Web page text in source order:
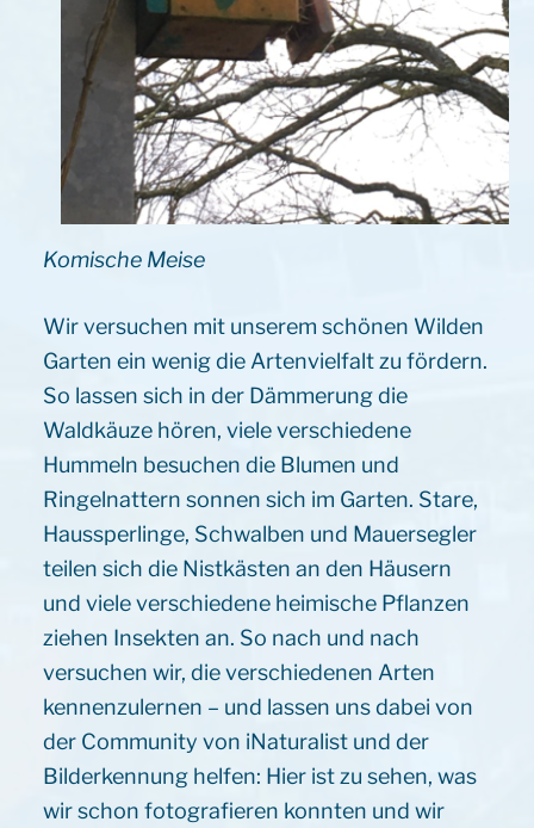
Komische Meise
Wir versuchen mit unserem schönen Wilden
Garten ein wenig die Artenvielfalt zu fördern.
So lassen sich in der Dämmerung die
Waldkäuze hören, viele verschiedene
Hummeln besuchen die Blumen und
Ringelnattern sonnen sich im Garten. Stare,
Haussperlinge, Schwalben und Mauersegler
teilen sich die Nistkästen an den Häusern
und viele verschiedene heimische Pflanzen
ziehen Insekten an. So nach und nach
versuchen wir, die verschiedenen Arten
kennenzulernen – und lassen uns dabei von
der Community von iNaturalist und der
Bilderkennung helfen: Hier ist zu sehen, was
wir schon fotografieren konnten und wir